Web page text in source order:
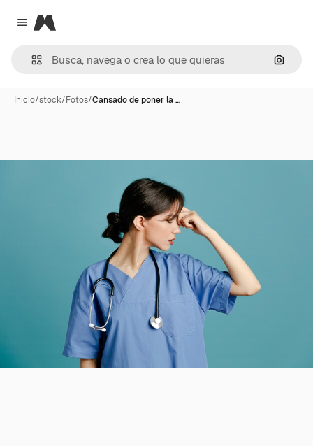
Close menu
Magnific
Inicio/stock/Fotos/Cansado de poner la …